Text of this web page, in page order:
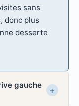
sans
donc plus
desserte
gauche